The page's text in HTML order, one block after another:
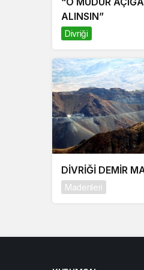
ALINSIN”
Divriği
DİVRİĞİ DEMİR
Madenleri